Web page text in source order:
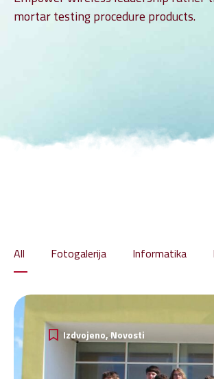
mortar testing procedure products.
All Fotogalerija Informatika
Izdvojeno Novosti